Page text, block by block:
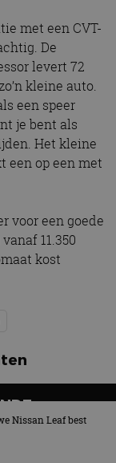
met een CVT-
De
levert 72
kleine auto.
een speer
je bent als
Het kleine
op een met
voor een goede
11.350
kost
Nissan Leaf best